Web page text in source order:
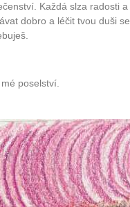
Každá slza radosti
dobro a léčit tvou duši
poselství.